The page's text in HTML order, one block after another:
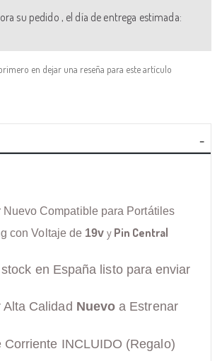
su pedido , el día de entrega estimada:
en dejar una reseña para este artículo
Nuevo Compatible para Portátiles
con Voltaje de 19v y Pin Central
en España listo para enviar
Alta Calidad Nuevo a Estrenar
Corriente INCLUIDO (Regalo)